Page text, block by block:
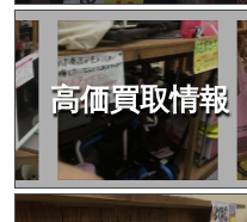
高価買取情報